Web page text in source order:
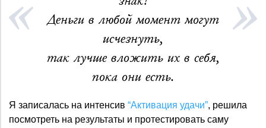
Деньги в любой момент могут
исчезнуть,
так лучше вложить их в себя,
пока они есть.
Я записалась на интенсив “Активация удачи”, решила
посмотреть на результаты и протестировать саму